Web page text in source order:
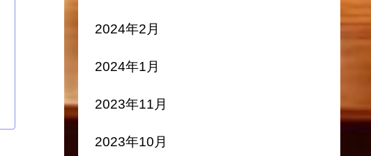
2024年2月
2024年1月
2023年11月
2023年10月